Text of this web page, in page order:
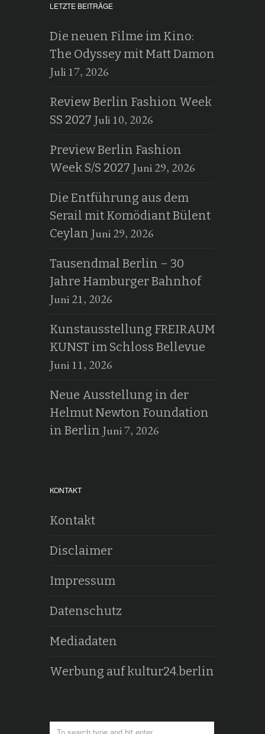
LETZTE BEITRÄGE
Die neuen Filme im Kino:
The Odyssey mit Matt Damon
Juli 17, 2026
Review Berlin Fashion Week
SS 2027 Juli 10, 2026
Preview Berlin Fashion
Week S/S 2027 Juni 29, 2026
Die Entführung aus dem
Serail mit Komödiant Bülent
Ceylan Juni 29, 2026
Tausendmal Berlin – 30
Jahre Hamburger Bahnhof
Juni 21, 2026
Kunstausstellung FREIRAUM
KUNST im Schloss Bellevue
Juni 11, 2026
Neue Ausstellung in der
Helmut Newton Foundation
in Berlin Juni 7, 2026
KONTAKT
Kontakt
Disclaimer
Impressum
Datenschutz
Mediadaten
Werbung auf kultur24.berlin